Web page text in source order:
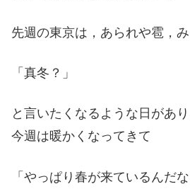
先週の東京は，あられや雹，
「真冬？」
と言いたくなるような日があ
今週は暖かくなってきて
「やっぱり春が来ているんだな